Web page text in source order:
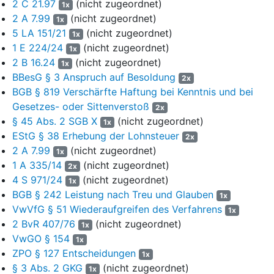
Vgl. zu diesen Grundsätzen allgemein aus der
Rechtsprechung des Bundesverfassungsgerichts
exemplarisch die Beschlüsse vom 13. März 1990
2 BvR 94/88-, juris, Rn. 23 bis 31, vom 4. Sep­tember 2017
1 BvR 2443/16-, juris, Rn. 9 bis 12, und vom 28. Oktober
2 BvR 1813/18
-, juris, Rn. 24 bis 27; ferner etwa OVG
NRW, Beschlüsse vom 24. April 2024 -
1 E 274/24
Rn. 5; vom 10. Dezember 2020 -1 E 723/20-, juris, Rn. 5;
aus der Literatur vgl. Schaks, in: Sodan/Ziekow, VwGO,
6. Aufl. 2025, § 166 Rn. 64 bis 66, und Wysk, in: Wysk,
VwGO, 4. Aufl. 2025, § 166 Rn. 35 bis 37, jeweils m. w. N.
Nach Maßgabe dieser Grundsätze ist ein Erfolg einer
Anfechtungsklage gegen die Rückforderung von Bezügen in
Höhe von 1.054,31 Euro durch den Bescheid vom
17. November 2023 in der Gestalt des
Widerspruchsbescheides vom 20. Februar 2024 fernliegend.
Der Rückforderungsbescheid in der Gestalt des
Widerspruchsbescheides erweist sich auch in Ansehung des
Beschwerdevorbringens ohne jeden vernünftigen Zweifel als
2 C 21.97
1x (nicht zugeordnet)
2 A 7.99
1x (nicht zugeordnet)
5 LA 151/21
1x (nicht zugeordnet)
1 E 224/24
1x (nicht zugeordnet)
2 B 16.24
1x (nicht zugeordnet)
BBesG § 3 Anspruch auf Besoldung
2x
BGB § 819 Verschärfte Haftung bei Kenntnis und bei
Gesetzes- oder Sittenverstoß
2x
§ 45 Abs. 2 SGB X 1x (nicht zugeordnet)
EStG § 38 Erhebung der Lohnsteuer
2x
2 A 7.99 1x (nicht zugeordnet)
1 A 335/14
2x (nicht zugeordnet)
4 S 971/24
1x (nicht zugeordnet)
BGB § 242 Leistung nach Treu und Glauben
1x
VwVfG § 51 Wiederaufgreifen des Verfahrens 1x
2 BvR 407/76 1x (nicht zugeordnet)
VwGO § 154
1x
ZPO § 127 Entscheidungen 1x
§ 3 Abs. 2 GKG 1x (nicht zugeordnet)